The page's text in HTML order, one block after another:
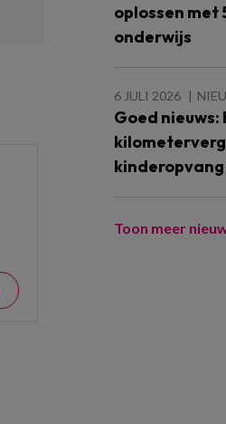
oplossen met
onderwijs
6 JULI 2026
Goed nieuws:
kinderopvang
Toon meer